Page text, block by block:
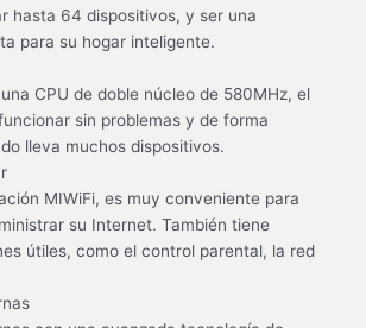
hasta 64 dispositivos, y ser una
para su hogar inteligente.
CPU de doble núcleo de 580MHz, el
sin problemas y de forma
lleva muchos dispositivos.
MIWiFi, es muy conveniente para
su Internet. También tiene
útiles, como el control parental, la red